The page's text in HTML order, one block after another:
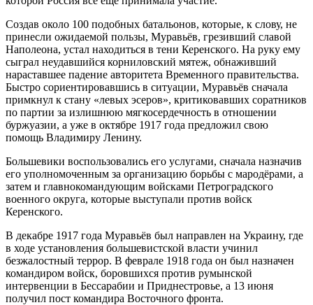
Создав около 100 подобных батальонов, которые, к слову, не
принесли ожидаемой пользы, Муравьёв, грезивший славой
Наполеона, устал находиться в тени Керенского. На руку ему
сыграл неудавшийся корниловский мятеж, обнаживший
нараставшее падение авторитета Временного правительства.
Быстро сориентировавшись в ситуации, Муравьёв сначала
примкнул к стану «левых эсеров», критиковавших соратников
по партии за излишнюю мягкосердечность в отношении
буржуазии, а уже в октябре 1917 года предложил свою
помощь Владимиру Ленину.
Большевики воспользовались его услугами, сначала назначив
его уполномоченным за организацию борьбы с мародёрами, а
затем и главнокомандующим войсками Петроградского
военного округа, которые выступали против войск
Керенского.
В декабре 1917 года Муравьёв был направлен на Украину, где
в ходе установления большевистской власти учинил
безжалостный террор. В феврале 1918 года он был назначен
командиром войск, боровшихся против румынской
интервенции в Бессарабии и Приднестровье, а 13 июня
получил пост командира Восточного фронта.